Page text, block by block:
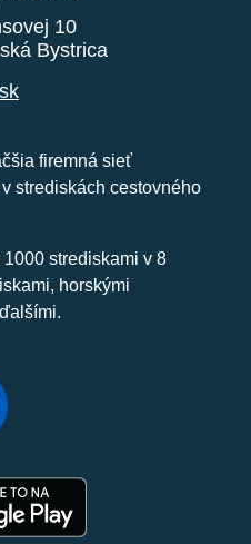
10
Bystrica
firemná sieť
strediskách cestovného
strediskami v 8
horskými